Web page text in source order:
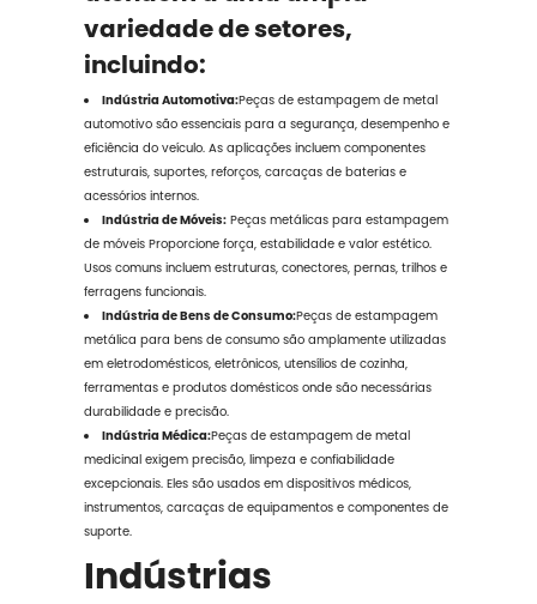
variedade de setores,
incluindo:
Indústria Automotiva:Peças de estampagem de metal
automotivo são essenciais para a segurança, desempenho e
eficiência do veículo. As aplicações incluem componentes
estruturais, suportes, reforços, carcaças de baterias e
acessórios internos.
Indústria de Móveis: Peças metálicas para estampagem
de móveis Proporcione força, estabilidade e valor estético.
Usos comuns incluem estruturas, conectores, pernas, trilhos e
ferragens funcionais.
Indústria de Bens de Consumo:Peças de estampagem
metálica para bens de consumo são amplamente utilizadas
em eletrodomésticos, eletrônicos, utensílios de cozinha,
ferramentas e produtos domésticos onde são necessárias
durabilidade e precisão.
Indústria Médica:Peças de estampagem de metal
medicinal exigem precisão, limpeza e confiabilidade
excepcionais. Eles são usados em dispositivos médicos,
instrumentos, carcaças de equipamentos e componentes de
suporte.
Indústrias